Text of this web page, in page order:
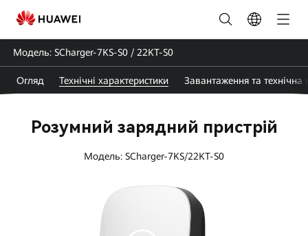
Технічні
характеристики
Smart
Charger
Технічні
характеристики
зарядного
пристрою
Moдeль: SCharger-7KS-S0 / 22KT-S0
Огляд Технічні характеристики Завантаження та технічна
Розумний зарядний пристрій
Moдeль: SCharger-7KS/22KT-S0